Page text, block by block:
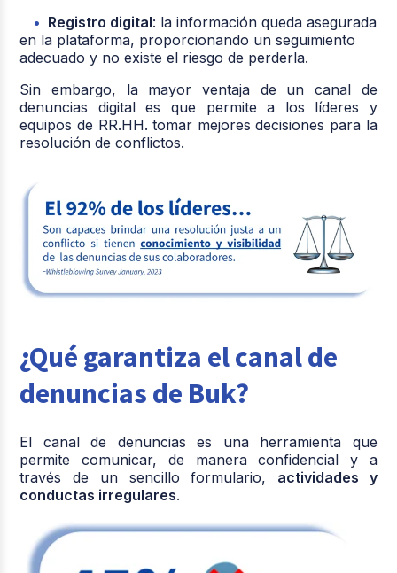
Registro digital: la información queda asegurada
en la plataforma, proporcionando un seguimiento
adecuado y no existe el riesgo de perderla.
Sin embargo, la mayor ventaja de un canal de
denuncias digital es que permite a los líderes y
equipos de RR.HH. tomar mejores decisiones para la
resolución de conflictos.
¿Qué garantiza el canal de
denuncias de Buk?
El canal de denuncias es una herramienta que
permite comunicar, de manera confidencial y a
través de un sencillo formulario, actividades y
conductas irregulares.